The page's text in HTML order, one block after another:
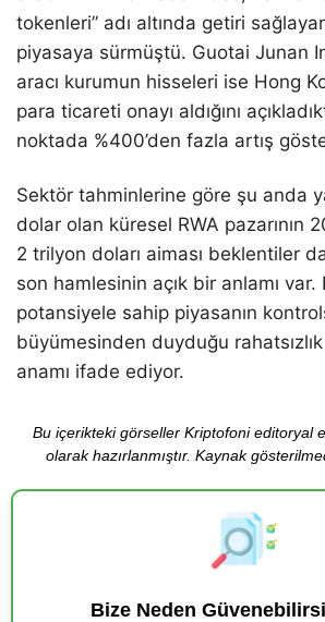
tokenleri” adı altında getiri
piyasaya sürmüştü. Guotai Junan
aracı kurumun hisseleri ise Hong
para ticareti onayı aldığını
noktada %400’den fazla artış
Sektör tahminlerine göre şu anda
dolar olan küresel RWA pazarının
2 trilyon doları aiması beklentiler
son hamlesinin açık bir anlamı var.
potansiyele sahip piyasanın
büyümesinden duyduğu
anamı ifade ediyor.
Bu içerikteki görseller Kriptofoni editoryal
olarak hazırlanmıştır. Kaynak
Bize Neden